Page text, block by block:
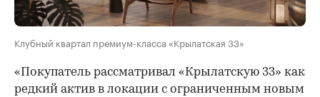
Клубный квартал премиум-класса «Крылатская 33»
«Покупатель рассматривал «Крылатскую 33» как
редкий актив в локации с ограниченным новым